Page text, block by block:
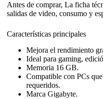
Antes de comprar, La ficha
salidas de video, consumo y
Características principales
Mejora el rendimiento
Ideal para gaming,
Memoria 16 GB.
Compatible con PCs
requeridos.
Marca Gigabyte.